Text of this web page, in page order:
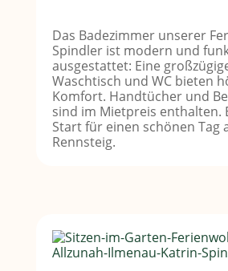
Das Badezimmer unserer
Spindler ist modern und
ausgestattet: Eine
Waschtisch und WC bieten
Komfort. Handtücher und
sind im Mietpreis enthalten.
Start für einen schönen Tag
Rennsteig.